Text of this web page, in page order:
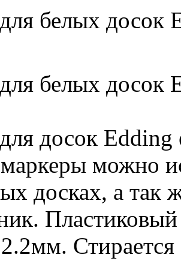
белых досок
белых досок
досок Edding
можно
досках, а так
Стирается